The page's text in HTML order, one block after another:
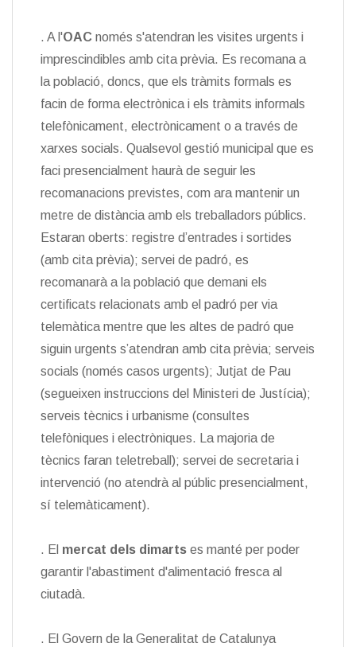
. A l'OAC només s'atendran les visites urgents i
imprescindibles amb cita prèvia. Es recomana a
la població, doncs, que els tràmits formals es
facin de forma electrònica i els tràmits informals
telefònicament, electrònicament o a través de
xarxes socials. Qualsevol gestió municipal que es
faci presencialment haurà de seguir les
recomanacions previstes, com ara mantenir un
metre de distància amb els treballadors públics.
Estaran oberts: registre d’entrades i sortides
(amb cita prèvia); servei de padró, es
recomanarà a la població que demani els
certificats relacionats amb el padró per via
telemàtica mentre que les altes de padró que
siguin urgents s’atendran amb cita prèvia; serveis
socials (només casos urgents); Jutjat de Pau
(segueixen instruccions del Ministeri de Justícia);
serveis tècnics i urbanisme (consultes
telefòniques i electròniques. La majoria de
tècnics faran teletreball); servei de secretaria i
intervenció (no atendrà al públic presencialment,
sí telemàticament).
. El mercat dels dimarts es manté per poder
garantir l'abastiment d'alimentació fresca al
ciutadà.
. El Govern de la Generalitat de Catalunya